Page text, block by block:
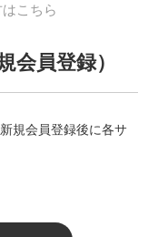
こちら
会員登録）
規会員登録後に各サ